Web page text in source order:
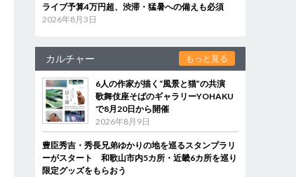
ライブ予算4万円超、渋滞・猛暑への備えも必須
2026年8月3日
カルチャー もっと見る
6人の作家が描く“風景と猫”の共演
歌舞伎座そばのギャラリーYOHAKU
で8月20日から開催
2026年8月9日
豊臣秀吉・秀長兄弟ゆかりの地を巡るスタンプラリ
ーがスタート 和歌山市内5カ所・近畿6カ所を巡り
限定グッズをもらおう